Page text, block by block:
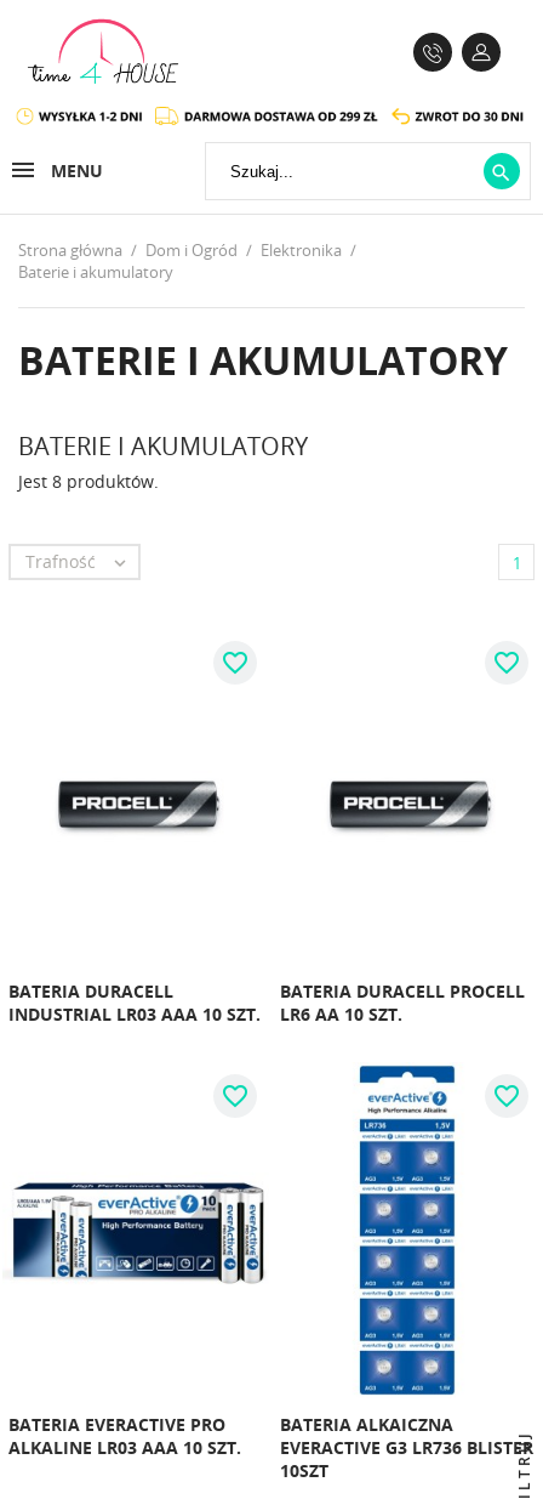
MENU 
Strona główna Dom i Ogród
Elektronika
Baterie i akumulatory
BATERIE I AKUMULATORY
BATERIE I AKUMULATORY
Jest 8 produktów.
Trafność  1
BATERIA DURACELL
INDUSTRIAL LR03 AAA 10 SZT.
favorite_border
BATERIA DURACELL PROCELL
LR6 AA 10 SZT.
favorite_border
BATERIA EVERACTIVE PRO
ALKALINE LR03 AAA 10 SZT.
favorite_border
BATERIA ALKAICZNA
EVERACTIVE G3 LR736 BLISTER
10SZT
favorite_border
FILTRUJ